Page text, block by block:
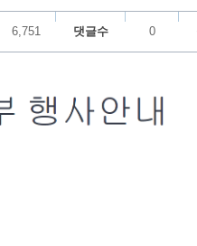
6,751 댓글수 0